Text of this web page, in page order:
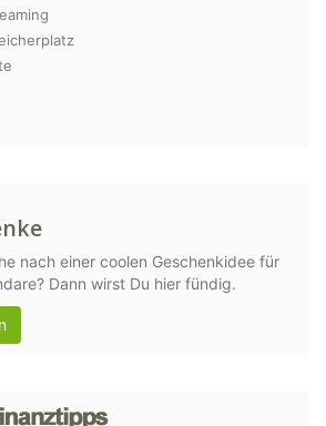
nach einer coolen Geschenkidee für
Dann wirst Du hier fündig.